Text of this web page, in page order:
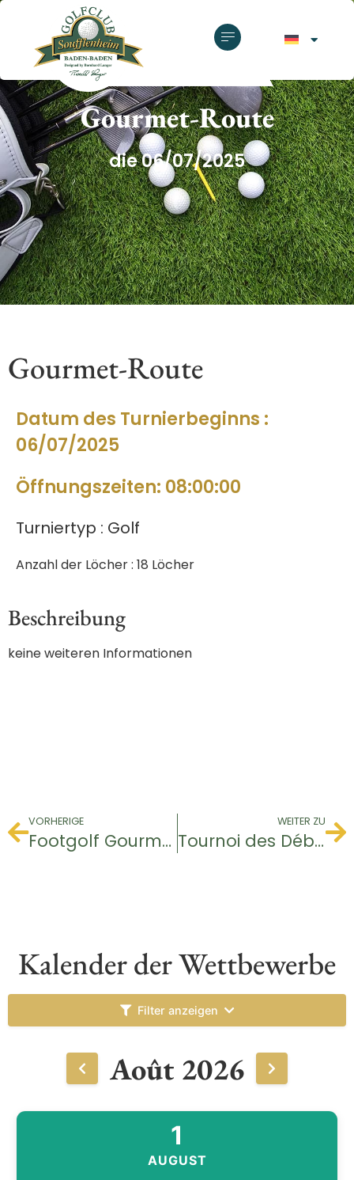
Gourmet-Route
die 06/07/2025
Gourmet-Route
Datum des Turnierbeginns :
06/07/2025
Öffnungszeiten: 08:00:00
Turniertyp : Golf
Anzahl der Löcher : 18 Löcher
Beschreibung
keine weiteren Informationen
VORHERIGE
Footgolf Gourmand
WEITER ZU
Tournoi des Débutants
Kalender der Wettbewerbe
Filter anzeigen
Août 2026
1
AUGUST